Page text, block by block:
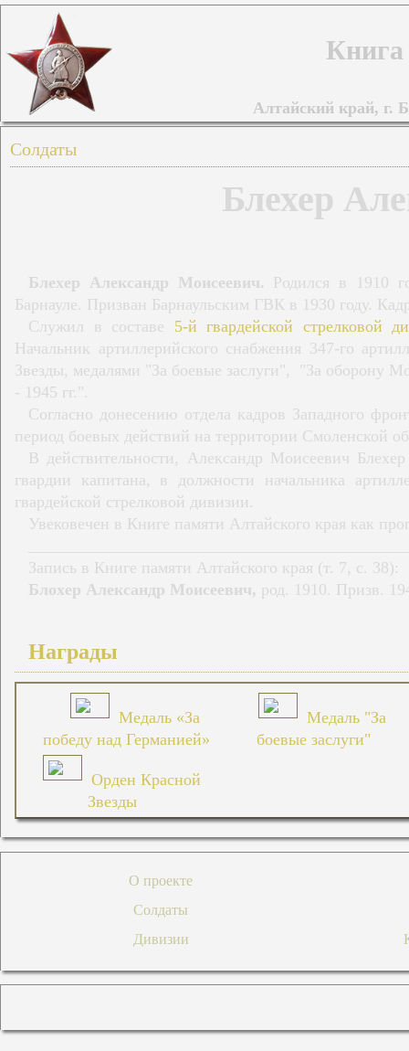
Алтайский край, г.
Солдаты
Блехер
Блехер Александр Моисеевич. Родился в 1910
Барнауле. Призван Барнаульским ГВК в 1930 году.
Служил в составе 5-й гвардейской стрелковой
Начальник артиллерийского снабжения 347-го
Звезды, медалями "За боевые заслуги", "За оборону
- 1945 гг.".
Согласно донесению отдела кадров Западного
период боевых действий на территории Смоленской
В действительности, Александр Моисеевич
гвардии капитана, в должности начальника
гвардейской стрелковой дивизии.
Увековечен в Книге памяти Алтайского края как
Запись в Книге памяти Алтайского края (т. 7, с. 38):
Блохер Александр Моисеевич, род. 1910. Призв.
Награды
Медаль «За
победу над Германией»
Медаль "За
боевые заслуги"
Орден Красной
Звезды
О проекте
Солдаты
Дивизии